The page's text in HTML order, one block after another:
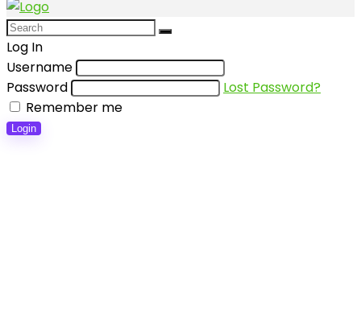
Log In
Username
Password
Lost Password?
Remember me
Login